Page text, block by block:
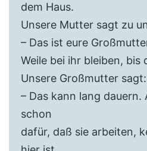
dem Haus.
Unsere Mutter sagt zu
– Das ist eure
Weile bei ihr bleiben, bis
Unsere Großmutter sagt:
– Das kann lang dauern.
schon
dafür, daß sie arbeiten,